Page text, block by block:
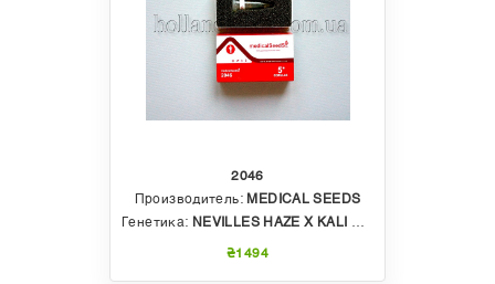
2046
Производитель: MEDICAL SEEDS
Генетика: NEVILLES HAZE X KALI MIST
₴1494